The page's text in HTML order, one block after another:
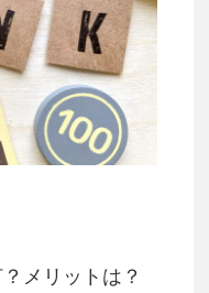
メリットは？